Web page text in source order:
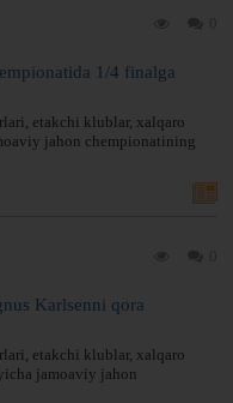
1/4 finalga
etakchi klublar, xalqaro
jahon chempionatining
Karlsenni qora
etakchi klublar, xalqaro
jamoaviy jahon